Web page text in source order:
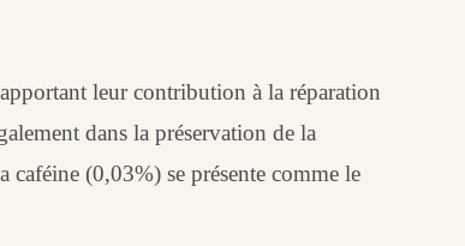
leur contribution à la réparation
dans la préservation de la
caféine (0,03%) se présente comme le